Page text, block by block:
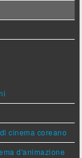
cinema coreano
d'animazione